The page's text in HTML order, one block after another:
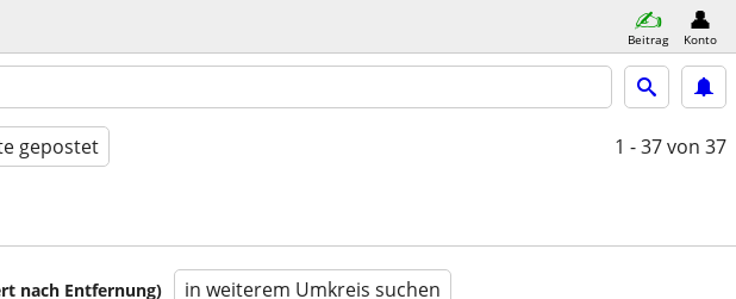
Beitrag Konto
gepostet 1 - 37von 37
nach Entfernung) in weiterem Umkreis suchen